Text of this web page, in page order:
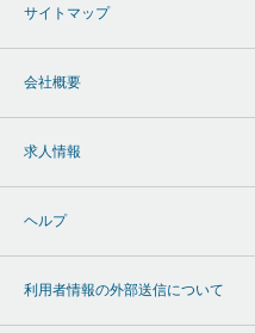
サイトマップ
会社概要
求人情報
ヘルプ
利用者情報の外部送信について